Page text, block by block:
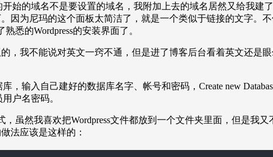
始的域名不是要设置的域名，我附加上去的域名居然又给我建
为尼玛的这个面板太简洁了，就是一个类似于链接的文字。不
悉的Wordpress的安装界面了。
，我不能说对英文一窍不通，但是进了博客后台看着英文还是
，输入自己建好的数据库名字、帐号和密码，Create new
户名密码。
，虽然我喜欢把Wordpress文件都放到一个文件夹里面，但是我
法应该是这样的：